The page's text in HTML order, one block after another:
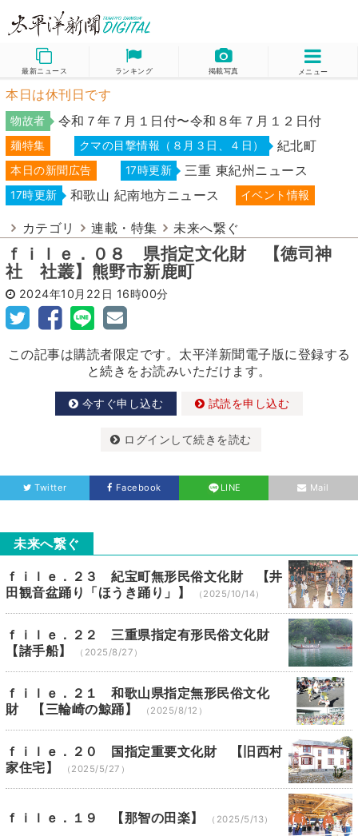
最新ニュース ランキング 掲載写真 メニュー
本日は休刊日です
物故者 令和７年７月１日付〜令和８年７月１２日付
麺特集 クマの目撃情報（８月３日、４日） 紀北町
本日の新聞広告 17時更新 三重 東紀州ニュース
17時更新 和歌山 紀南地方ニュース イベント情報
カテゴリ 連載・特集 未来へ繋ぐ
ｆｉｌｅ．０８ 県指定文化財 【徳司神
社 社叢】熊野市新鹿町
2024年10月22日 16時00分
この記事は購読者限定です。太平洋新聞電子版に登録する
と続きをお読みいただけます。
今すぐ申し込む 試読を申し込む
ログインして続きを読む
Twitter Facebook LINE Mail
未来へ繋ぐ
ｆｉｌｅ．２３ 紀宝町無形民俗文化財 【井
田観音盆踊り「ほうき踊り」】
（2025/10/14）
ｆｉｌｅ．２２ 三重県指定有形民俗文化財
【諸手船】
（2025/8/27）
ｆｉｌｅ．２１ 和歌山県指定無形民俗文化
財 【三輪崎の鯨踊】
（2025/8/12）
ｆｉｌｅ．２０ 国指定重要文化財 【旧西村
家住宅】
（2025/5/27）
ｆｉｌｅ．１９ 【那智の田楽】 （2025/5/13）